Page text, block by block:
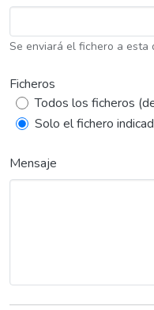
Se enviará el fichero a esta
Ficheros
Todos los ficheros
Solo el fichero
Mensaje